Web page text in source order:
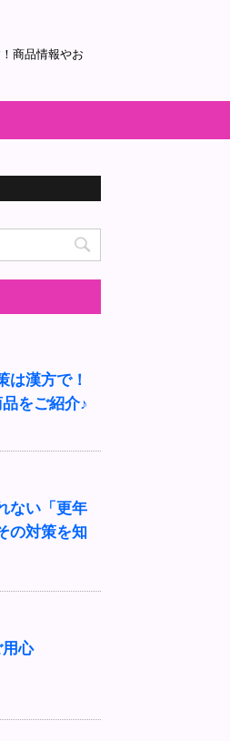
商品情報やお
は漢方で！
をご紹介♪
ない「更年
の対策を知
心